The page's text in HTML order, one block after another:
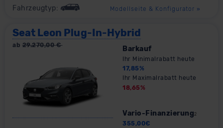
Fahrzeugtyp: Modellseite & Konfigurator »
Seat Leon Plug-In-Hybrid
ab 29.270,00€ Barkauf
Ihr Minimalrabatt heute
17,85%
Ihr Maximalrabatt heute
18,65%
Vario-Finanzierung2
355,00€